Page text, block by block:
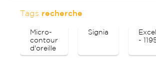
Tags recherche
Micro-
contour
d'oreille
Signia
-